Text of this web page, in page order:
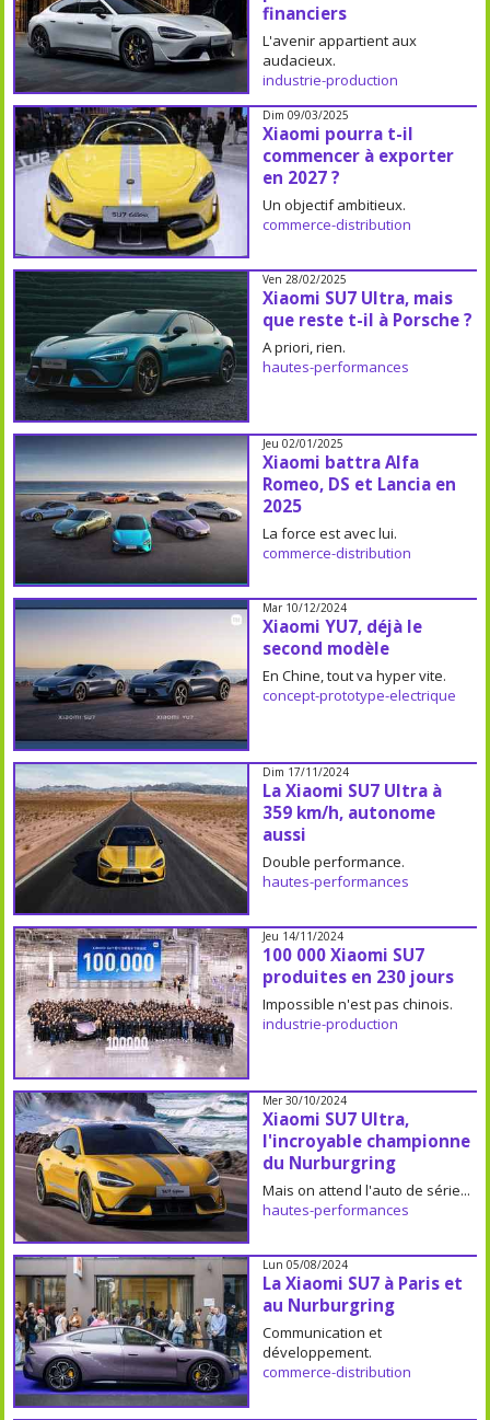
financiers
L'avenir appartient aux
audacieux.
industrie-production
Dim 09/03/2025
Xiaomi pourra t-il
commencer à exporter
en 2027 ?
Un objectif ambitieux.
commerce-distribution
Ven 28/02/2025
Xiaomi SU7 Ultra, mais
que reste t-il à Porsche ?
A priori, rien.
hautes-performances
Jeu 02/01/2025
Xiaomi battra Alfa
Romeo, DS et Lancia en
2025
La force est avec lui.
commerce-distribution
Mar 10/12/2024
Xiaomi YU7, déjà le
second modèle
En Chine, tout va hyper vite.
concept-prototype-electrique
Dim 17/11/2024
La Xiaomi SU7 Ultra à
359 km/h, autonome
aussi
Double performance.
hautes-performances
Jeu 14/11/2024
100 000 Xiaomi SU7
produites en 230 jours
Impossible n'est pas chinois.
industrie-production
Mer 30/10/2024
Xiaomi SU7 Ultra,
l'incroyable championne
du Nurburgring
Mais on attend l'auto de série...
hautes-performances
Lun 05/08/2024
La Xiaomi SU7 à Paris et
au Nurburgring
Communication et
développement.
commerce-distribution